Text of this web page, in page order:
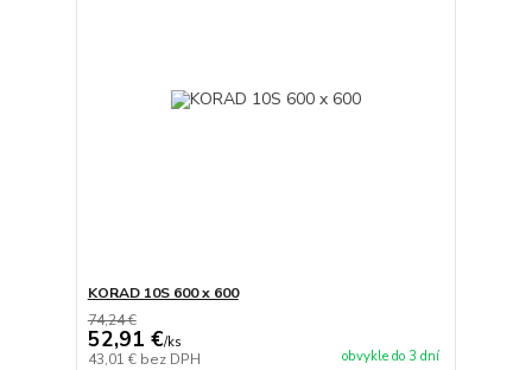
KORAD 10S 600 x 600
74,24 €
52,91 €/ks
43,01 € bez DPH obvykle do 3 dní